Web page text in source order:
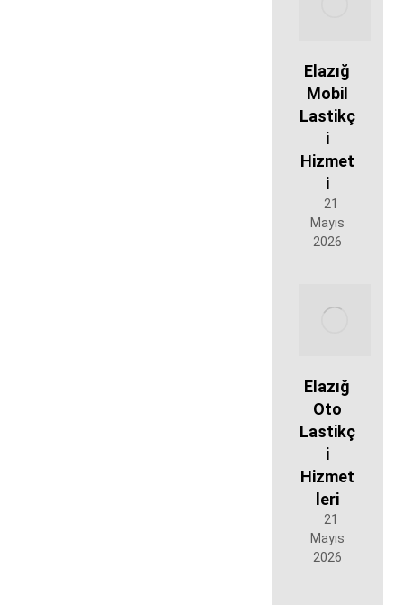
Elazığ
Mobil
Lastikç
i
Hizmet
i
21
Mayıs
2026
Elazığ
Oto
Lastikç
i
Hizmet
leri
21
Mayıs
2026